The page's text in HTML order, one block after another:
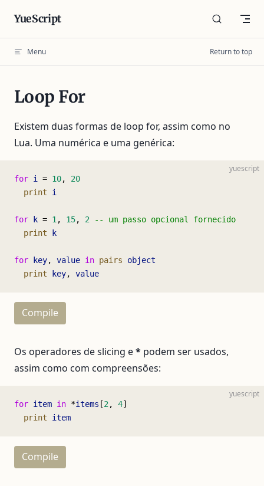
Skip to content
YueScript
Menu Return to top
Loop For
Existem duas formas de loop for, assim como no
Lua. Uma numérica e uma genérica:
yuescript
for i = 10, 20
  print
i
for k = 1 , 15, 2 -- um passo opcional fornecido
  print
k
for key, value in pairs object
  print
key, value
Compile
Os operadores de slicing e* podem ser usados,
assim como com compreensões:
yuescript
for item in *items [2, 4]
  print
item
Compile